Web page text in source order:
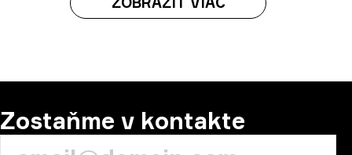
Zostaňme v kontakte